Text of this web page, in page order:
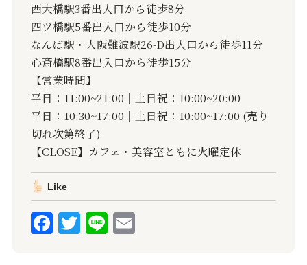
西大橋駅3番出入口から徒歩8分
四ツ橋駅5番出入口から徒歩10分
なんば駅・大阪難波駅26-D出入口から徒歩11分
心斎橋駅8番出入口から徒歩15分
【営業時間】
平日：11:00~21:00｜土日祝：10:00~20:00
平日：10:30~17:00｜土日祝：10:00~17:00 (売り
切れ次第終了)
【CLOSE】カフェ・美容室ともに火曜定休
Like
F
a
T
w
Li
n
E